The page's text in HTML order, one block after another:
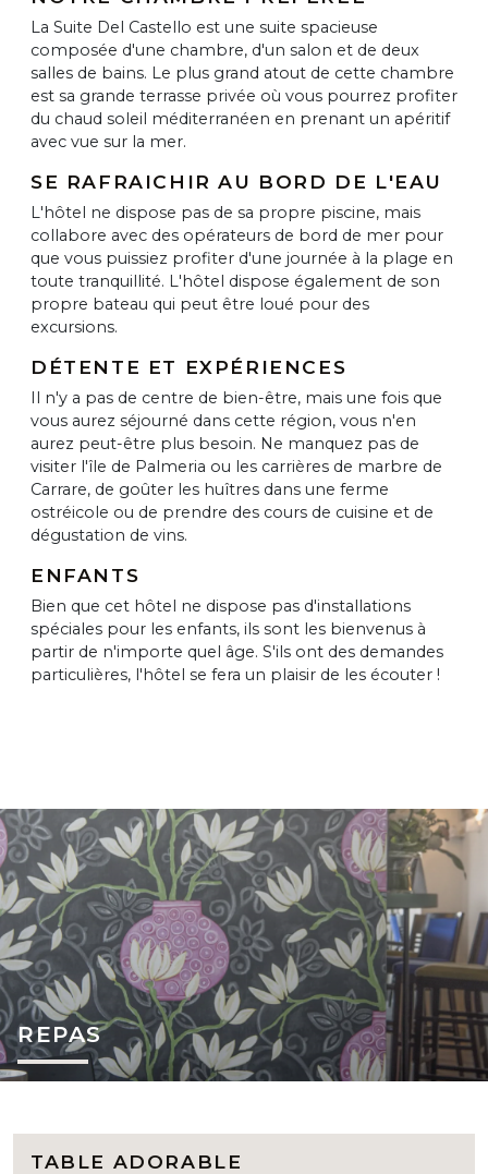
La Suite Del Castello est une suite spacieuse
composée d'une chambre, d'un salon et de deux
salles de bains. Le plus grand atout de cette chambre
est sa grande terrasse privée où vous pourrez profiter
du chaud soleil méditerranéen en prenant un apéritif
avec vue sur la mer.
SE RAFRAICHIR AU BORD DE L'EAU
L'hôtel ne dispose pas de sa propre piscine, mais
collabore avec des opérateurs de bord de mer pour
que vous puissiez profiter d'une journée à la plage en
toute tranquillité. L'hôtel dispose également de son
propre bateau qui peut être loué pour des
excursions.
DÉTENTE ET EXPÉRIENCES
Il n'y a pas de centre de bien-être, mais une fois que
vous aurez séjourné dans cette région, vous n'en
aurez peut-être plus besoin. Ne manquez pas de
visiter l'île de Palmeria ou les carrières de marbre de
Carrare, de goûter les huîtres dans une ferme
ostréicole ou de prendre des cours de cuisine et de
dégustation de vins.
ENFANTS
Bien que cet hôtel ne dispose pas d'installations
spéciales pour les enfants, ils sont les bienvenus à
partir de n'importe quel âge. S'ils ont des demandes
particulières, l'hôtel se fera un plaisir de les écouter !
REPAS
TABLE ADORABLE